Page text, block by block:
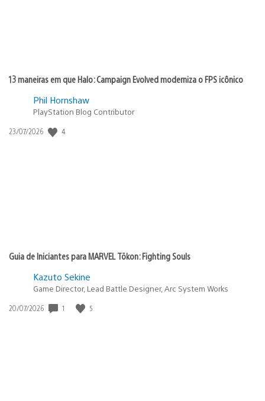
13 maneiras em que Halo: Campaign Evolved moderniza o FPS icônico
Phil Hornshaw
PlayStation Blog Contributor
Data
23/07/2026 4
Guia de Iniciantes para MARVEL Tōkon: Fighting Souls
Kazuto Sekine
Game Director, Lead Battle Designer, Arc System Works
Data
20/07/2026 1 5